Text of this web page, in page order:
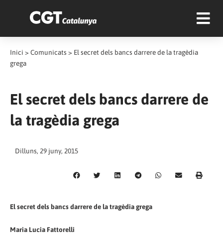
Inici > Comunicats > El secret dels bancs darrere de la tragèdia
grega
El secret dels bancs darrere de
la tragèdia grega
Dilluns, 29 juny, 2015
El secret dels bancs darrere de la tragèdia grega
Maria Lucia Fattorelli